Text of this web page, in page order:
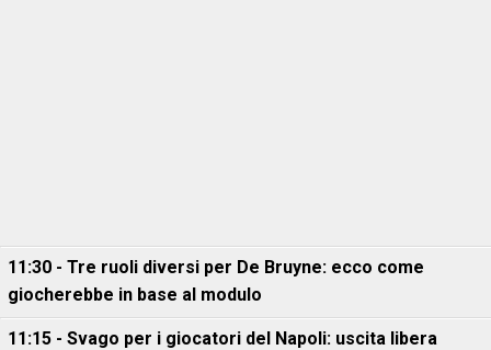
11:30 - Tre ruoli diversi per De Bruyne: ecco come
giocherebbe in base al modulo
11:15 - Svago per i giocatori del Napoli: uscita libera